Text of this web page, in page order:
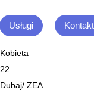
Usługi
Kobieta
22
Dubaj/ ZEA